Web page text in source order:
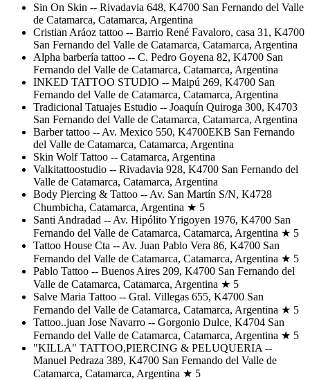
Sin On Skin -- Rivadavia 648, K4700 San Fernando del Valle
de Catamarca, Catamarca, Argentina
Cristian Aráoz tattoo -- Barrio René Favaloro, casa 31, K4700
San Fernando del Valle de Catamarca, Catamarca, Argentina
Alpha barbería tattoo -- C. Pedro Goyena 82, K4700 San
Fernando del Valle de Catamarca, Catamarca, Argentina
INKED TATTOO STUDIO -- Maipú 269, K4700 San
Fernando del Valle de Catamarca, Catamarca, Argentina
Tradicional Tatuajes Estudio -- Joaquín Quiroga 300, K4703
San Fernando del Valle de Catamarca, Catamarca, Argentina
Barber tattoo -- Av. Mexico 550, K4700EKB San Fernando
del Valle de Catamarca, Catamarca, Argentina
Skin Wolf Tattoo -- Catamarca, Argentina
Valkitattoostudio -- Rivadavia 928, K4700 San Fernando del
Valle de Catamarca, Catamarca, Argentina
Body Piercing & Tattoo -- Av. San Martín S/N, K4728
Chumbicha, Catamarca, Argentina ★ 5
Santi Andradad -- Av. Hipólito Yrigoyen 1976, K4700 San
Fernando del Valle de Catamarca, Catamarca, Argentina ★ 5
Tattoo House Cta -- Av. Juan Pablo Vera 86, K4700 San
Fernando del Valle de Catamarca, Catamarca, Argentina ★ 5
Pablo Tattoo -- Buenos Aires 209, K4700 San Fernando del
Valle de Catamarca, Catamarca, Argentina ★ 5
Salve Maria Tattoo -- Gral. Villegas 655, K4700 San
Fernando del Valle de Catamarca, Catamarca, Argentina ★ 5
Tattoo..juan Jose Navarro -- Gorgonio Dulce, K4704 San
Fernando del Valle de Catamarca, Catamarca, Argentina ★ 5
"KILLA" TATTOO,PIERCING & PELUQUERIA --
Manuel Pedraza 389, K4700 San Fernando del Valle de
Catamarca, Catamarca, Argentina ★ 5